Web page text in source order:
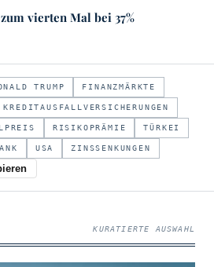
vierten Mal bei 37%
TRUMP FINANZMÄRKTE
KREDITAUSFALLVERSICHERUNGEN
RISIKOPRÄMIE TÜRKEI
USA ZINSSENKUNGEN
KURATIERTE AUSWAHL